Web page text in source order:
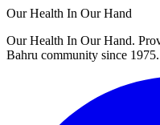
Our Health In Our Hand
Our Health In Our Hand.
Bahru community since 1975.